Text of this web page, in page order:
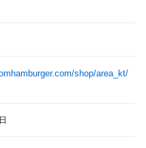
shop/area_kt/